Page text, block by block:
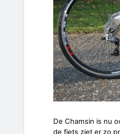
De Chamsin is nu
de fiets ziet er zo